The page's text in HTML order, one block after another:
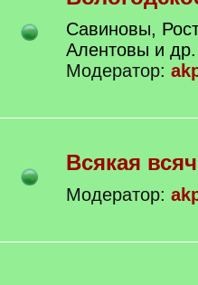
Савиновы,
Алентовы и др.
Модератор:
Всякая
Модератор: